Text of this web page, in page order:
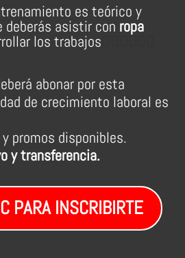
es teórico y
deberás asistir con ropa
los trabajos 👷🏽‍♀👷🏼‍♂
abonar por esta
de crecimiento laboral es
promos disponibles.
y transferencia.
PARA INSCRIBIRTE